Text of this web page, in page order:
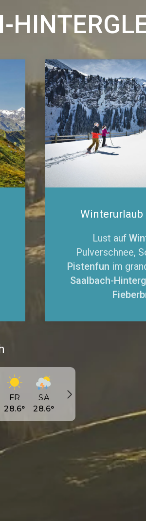
Winterurlaub
Lust auf
Pulverschnee,
Pistenfun im
Saalbach-
FR
28.6°
SA
28.6°
°